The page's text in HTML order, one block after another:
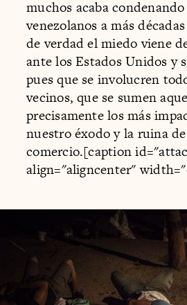
muchos acaba
venezolanos a más
de verdad el miedo viene
ante los Estados Unidos y
pues que se involucren
vecinos, que se sumen
precisamente los más
nuestro éxodo y la ruina
comercio.[caption
align="aligncenter"